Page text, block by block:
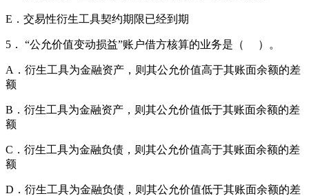
E．交易性衍生工具契约期限已经到期
5． “公允价值变动损益”账户借方核算的业务是（ ）。
A．衍生工具为金融资产，则其公允价值高于其账面余额的差
额
B．衍生工具为金融资产，则其公允价值低于其账面余额的差
额
C．衍生工具为金融负债，则其公允价值高于其账面余额的差
额
D．衍生工具为金融负债，则其公允价值低于其账面余额的差